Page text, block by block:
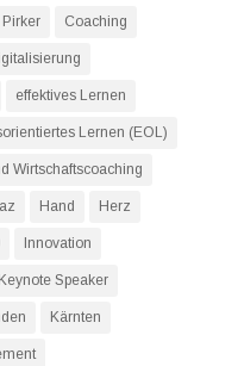
Coaching
effektives Lernen
Lernen (EOL)
Wirtschaftscoaching
Hand Herz
Innovation
Keynote Speaker
Kärnten